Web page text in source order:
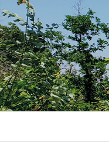
to
content